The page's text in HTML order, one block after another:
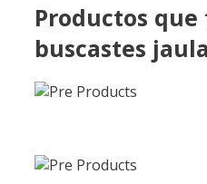
Productos
buscastes